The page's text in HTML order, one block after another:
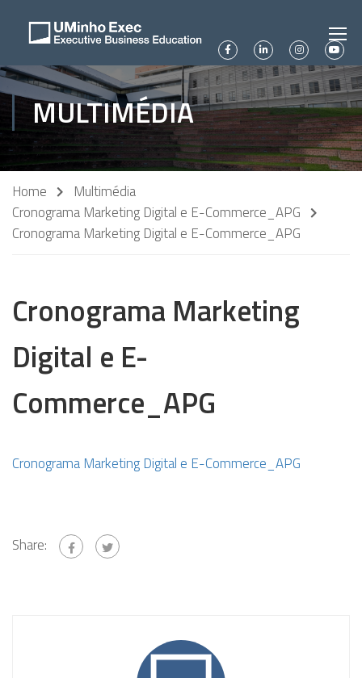
MULTIMÉDIA
Home
Multimédia
Cronograma Marketing Digital e E-Commerce_APG
Cronograma Marketing Digital e E-Commerce_APG
Cronograma Marketing
Digital e E-
Commerce_APG
Cronograma Marketing Digital e E-Commerce_APG
Share: